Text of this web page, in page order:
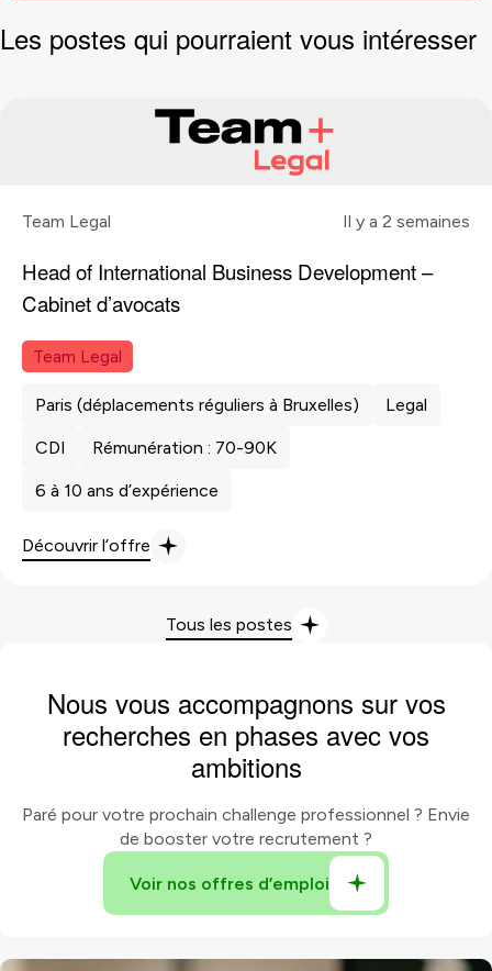
Les postes qui pourraient vous intéresser
Team Legal Il y a 2 semaines
Head of International Business Development –
Cabinet d’avocats
Team Legal
Paris (déplacements réguliers à Bruxelles) Legal
CDI Rémunération : 70-90K
6 à 10 ans d’expérience
Découvrir l’offre
Tous les postes
Nous vous accompagnons sur vos
recherches en phases avec vos
ambitions
Paré pour votre prochain challenge professionnel ? Envie
de booster votre recrutement ?